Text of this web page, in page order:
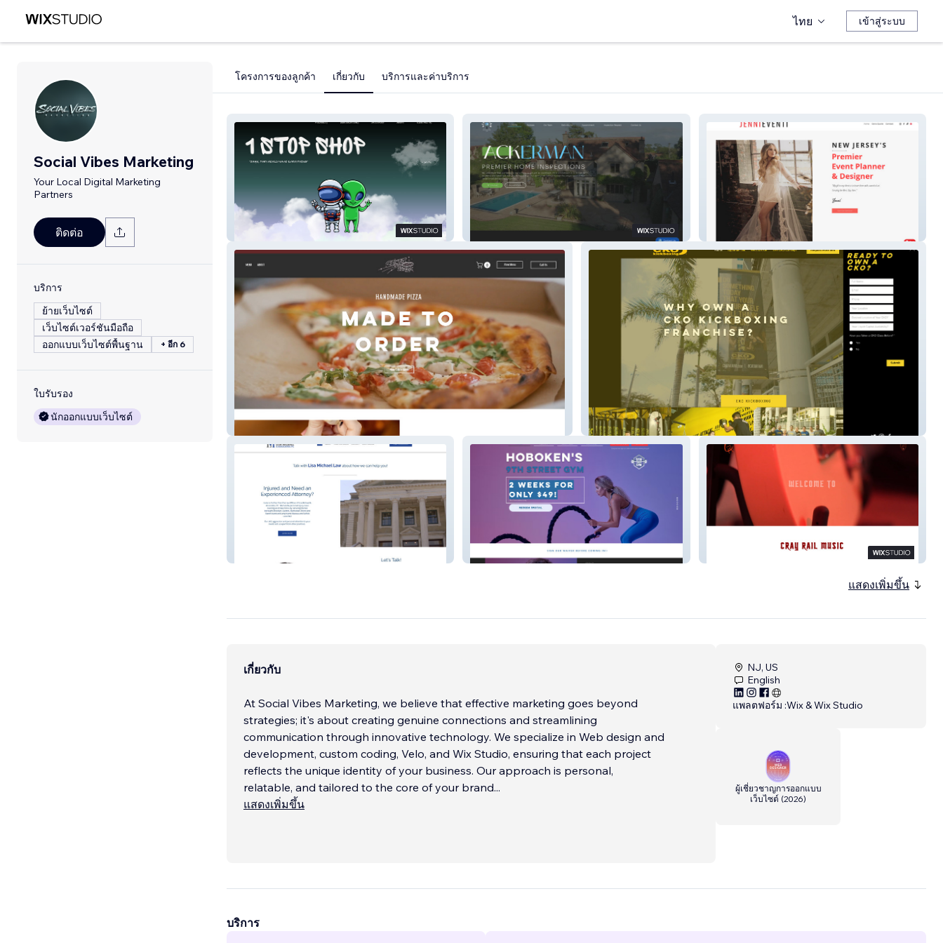
ไทย เข้าสู่ระบบ
Social Vibes Marketing
Your Local Digital Marketing
Partners
ติดต่อ
บริการ
ย้ายเว็บไซต์
เว็บไซต์เวอร์ชันมือถือ
ออกแบบเว็บไซต์พื้นฐาน
+ อีก 6
ใบรับรอง
นักออกแบบเว็บไซต์
โครงการของลูกค้า เกี่ยวกับ บริการและค่าบริการ
1 Stop Shop JC Ackerman Inspections Jennieventi
Comet Pizza Ckofranchisenew
9th Street Gym Cray Rail Website
แสดงเพิ่มขึ้น
เกี่ยวกับ
At Social Vibes Marketing, we believe that effective marketing goes beyond
strategies; it's about creating genuine connections and streamlining
communication through innovative technology. We specialize in Web design and
development, custom coding, Velo, and Wix Studio, ensuring that each project
reflects the unique identity of your business. Our approach is personal,
relatable, and tailored to the core of your brand...
แสดงเพิ่มขึ้น
NJ, US
English
แพลตฟอร์ม :Wix & Wix Studio
ผู้เชี่ยวชาญการออกแบบ
เว็บไซต์ (2026)
บริการ